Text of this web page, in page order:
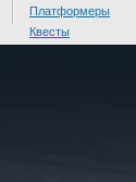
Платформеры
Квесты